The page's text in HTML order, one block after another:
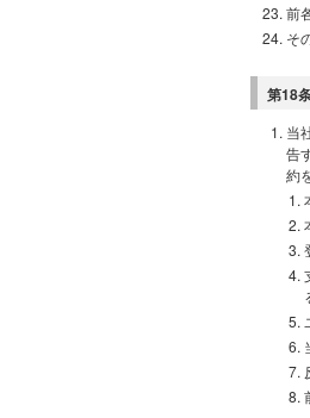
前
そ
第18
当
告
約